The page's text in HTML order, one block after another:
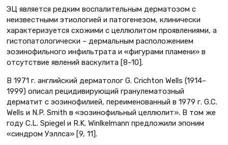
ЭЦ является редким воспалительным дерматозом с
неизвестными этиологией и патогенезом, клинически
характеризуется схожими с целлюлитом проявлениями, а
гистопатологически – дермальным расположением
эозинофильного инфильтрата и «фигурами пламени» в
отсутствие явлений васкулита [8–10].
В 1971 г. английский дерматолог G. Crichton Wells (1914–
1999) описал рецидивирующий гранулематозный
дерматит с эозинофилией, переименованный в 1979 г. G.C.
Wells и N.P. Smith в «эозинофильный целлюлит». В том же
году C.L. Spiegel и R.K. Winlkelmann предложили эпоним
«синдром Уэллса» [9, 11].